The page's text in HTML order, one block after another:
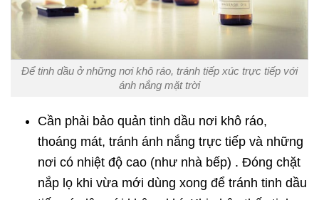
Để tinh dầu ở những nơi khô ráo, tránh tiếp xúc trực tiếp với
ánh nắng mặt trời
Cần phải bảo quản tinh dầu nơi khô ráo,
thoáng mát, tránh ánh nắng trực tiếp và những
nơi có nhiệt độ cao (như nhà bếp) . Đóng chặt
nắp lọ khi vừa mới dùng xong để tránh tinh dầu